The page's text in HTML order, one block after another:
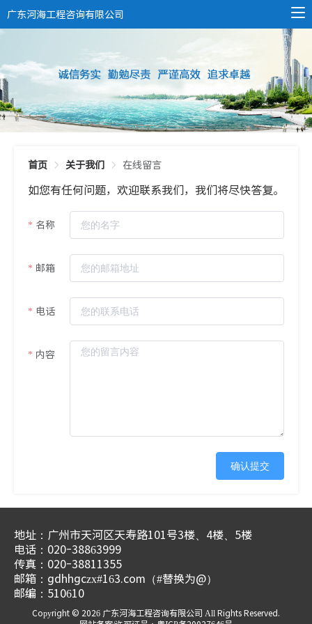
广东河海工程咨询有限公司
首页 关于我们 在线留言
如您有任何问题，欢迎联系我们，我们将尽快答复。
名称
邮箱
电话
内容
确认提交
地址：广州市天河区天寿路101号3楼、4楼、5楼
电话：020-38863999
传真：020-38811355
邮箱：gdhhgczx#163.com（#替换为@）
邮编：510610
Copyright © 2026 广东河海工程咨询有限公司 All Rights Reserved.